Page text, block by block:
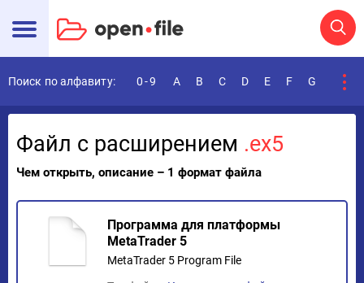
Поиск по алфавиту: 0-9 A B C D E F G
Файл с расширением .ex5
Чем открыть, описание – 1 формат файла
Программа для платформы
MetaTrader 5
MetaTrader 5 Program File